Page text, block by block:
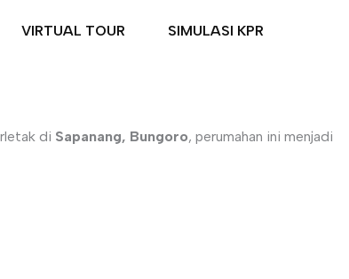
VIRTUAL TOUR SIMULASI KPR
di Sapanang, Bungoro, perumahan ini menjadi